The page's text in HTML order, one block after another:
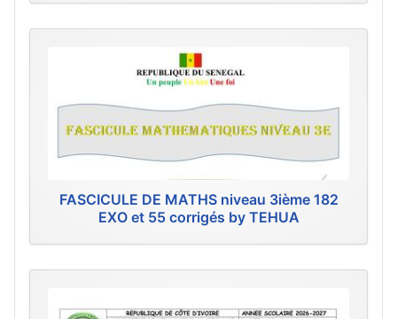
FASCICULE DE MATHS niveau 3ième 182
EXO et 55 corrigés by TEHUA